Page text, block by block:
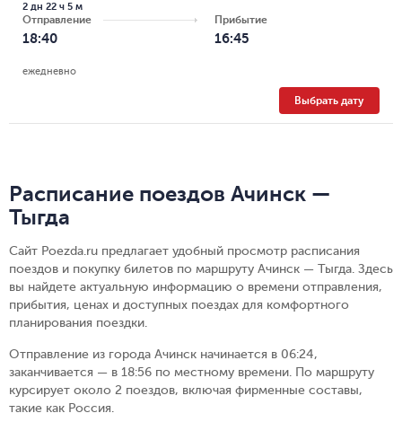
Отправление
18:40
2 дн 22 ч 5 м
Прибытие
16:45
ежедневно
Выбрать дату
Расписание поездов Ачинск —
Тыгда
Сайт Poezda.ru предлагает удобный просмотр расписания
поездов и покупку билетов по маршруту Ачинск — Тыгда. Здесь
вы найдете актуальную информацию о времени отправления,
прибытия, ценах и доступных поездах для комфортного
планирования поездки.
Отправление из города Ачинск начинается в 06:24,
заканчивается — в 18:56 по местному времени. По маршруту
курсирует около 2 поездов, включая фирменные составы,
такие как Россия.